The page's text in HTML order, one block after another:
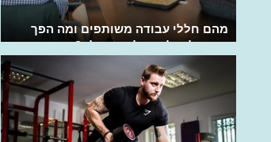
מהם חללי עבודה משותפים ומה הפך
אותם להצלחה כל כך גדולה?